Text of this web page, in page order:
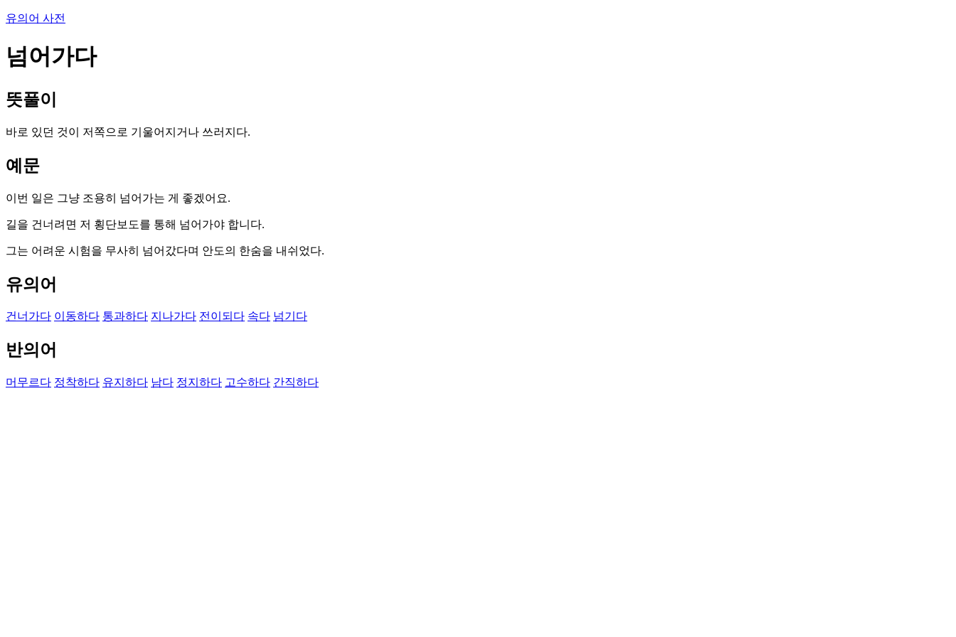
유의어 사전
넘어가다
뜻풀이
바로 있던 것이 저쪽으로 기울어지거나 쓰러지다.
예문
이번 일은 그냥 조용히 넘어가는 게 좋겠어요.
길을 건너려면 저 횡단보도를 통해 넘어가야 합니다.
그는 어려운 시험을 무사히 넘어갔다며 안도의 한숨을 내쉬었다.
유의어
건너가다 이동하다 통과하다 지나가다 전이되다 속다 넘기다
반의어
머무르다 정착하다 유지하다 남다 정지하다 고수하다 간직하다